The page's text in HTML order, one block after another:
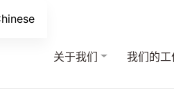
关于我们 我们的工